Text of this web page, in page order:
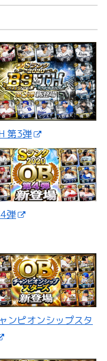
第3弾
弾
ンピオンシップスタ